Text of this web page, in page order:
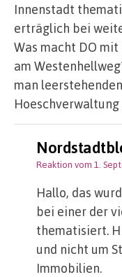
Innenstadt
erträglich bei
Was macht DO
am
man
Reaktion vom 1.
Hallo, das
bei einer der
thematisiert.
und nicht um
Immobilien.